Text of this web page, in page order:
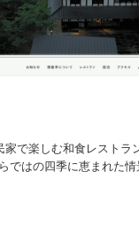
家で楽しむ和食レストラ
ではの四季に恵まれた